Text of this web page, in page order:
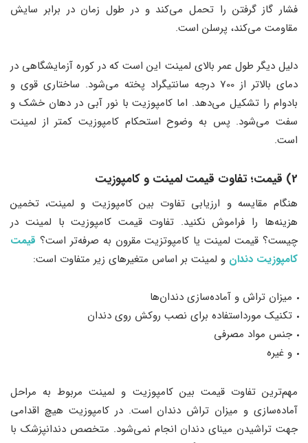
فشار گاز گرفتن را تحمل می‌کند و در طول زمان در برابر سایش
مقاومت می‌کند، پرسلن است.
دلیل دیگر طول عمر بالای لمینت این است که در کوره آزمایشگاهی در
دمای بالاتر از 700 درجه سانتیگراد پخته می‌شود. ساختاری قوی و
بادوام را تشکیل می‌دهد. اما کامپوزیت با نور آبی در دهان خشک و
سفت می‌شود. پس به وضوح استحکام کامپوزیت کمتر از لمینت
است.
2) قیمت؛ تفاوت قیمت لمینت و کامپوزیت
هنگام مقایسه و ارزیابی تفاوت بین کامپوزیت و لمینت، تخمین
هزینه‌ها را فراموش نکنید. تفاوت قیمت کامپوزیت با لمینت در
چیست؟ قیمت لمینت یا کامپوتزیت مقرون به صرفه‌تر است؟ قیمت
کامپوزیت دندان و لمینت بر اساس متغیرهای زیر متفاوت است:
میزان تراش و آماده‌سازی دندان‌ها
تکنیک مورداستفاده برای نصب روکش روی دندان
جنس مواد مصرفی
و غیره
مهم‌ترین تفاوت قیمت بین کامپوزیت و لمینت مربوط به مراحل
آماده‌سازی و میزان تراش دندان است. در کامپوزیت هیچ اقدامی
جهت تراشیدن مینای دندان انجام نمی‌شود. متخصص دندانپزشک با